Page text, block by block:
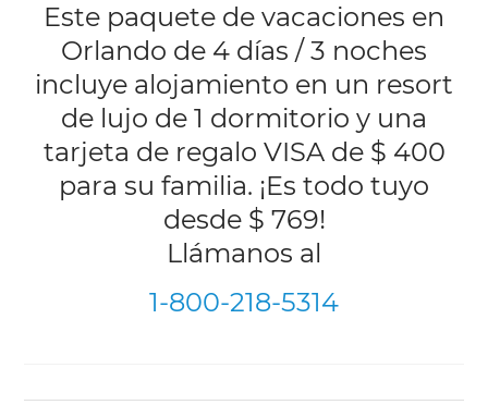
Este paquete de vacaciones en
Orlando de 4 días / 3 noches
incluye alojamiento en un resort
de lujo de 1 dormitorio y una
tarjeta de regalo VISA de $ 400
para su familia. ¡Es todo tuyo
desde $ 769!
Llámanos al
1-800-218-5314